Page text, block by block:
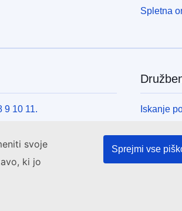
svoje
ki jo
Sprejmi vse
Spletna
9 10 11.
EU.
Iskanje